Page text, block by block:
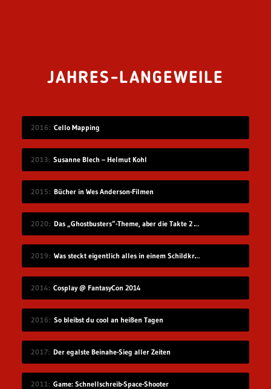
JAHRES-LANGEWEILE
2016 Cello Mapping
2013 Susanne Blech – Helmut Kohl
2015 Bücher in Wes Anderson-Filmen
2020 Das „Ghostbusters“-Theme, aber die Takte 2 und 4 sind vertauscht
2019 Was steckt eigentlich alles in einem Schildkrötenpanzer?
2014 Cosplay @ FantasyCon 2014
2016 So bleibst du cool an heißen Tagen
2017 Der egalste Beinahe-Sieg aller Zeiten
2011 Game: Schnellschreib-Space-Shooter